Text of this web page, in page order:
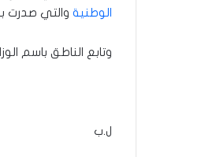
الوطنية والتي صدرت
وتابع الناطق باسم
ل.ب